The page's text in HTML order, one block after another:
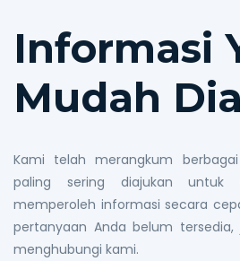
Informasi
Mudah
Kami telah merangkum
paling sering diajukan untuk
memperoleh informasi secara
pertanyaan Anda belum
menghubungi kami.